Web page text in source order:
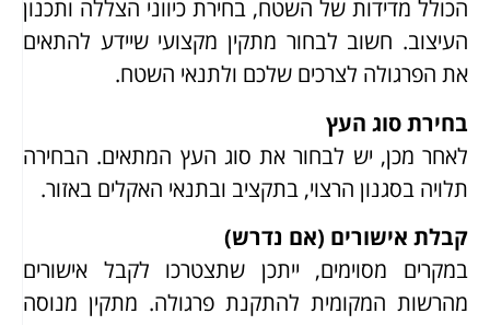
הכולל מדידות של השטח, בחירת כיווני הצללה ותכנון
העיצוב. חשוב לבחור מתקין מקצועי שיידע להתאים
את הפרגולה לצרכים שלכם ולתנאי השטח.
בחירת סוג העץ
לאחר מכן, יש לבחור את סוג העץ המתאים. הבחירה
תלויה בסגנון הרצוי, בתקציב ובתנאי האקלים באזור.
קבלת אישורים (אם נדרש)
במקרים מסוימים, ייתכן שתצטרכו לקבל אישורים
מהרשות המקומית להתקנת פרגולה. מתקין מנוסה